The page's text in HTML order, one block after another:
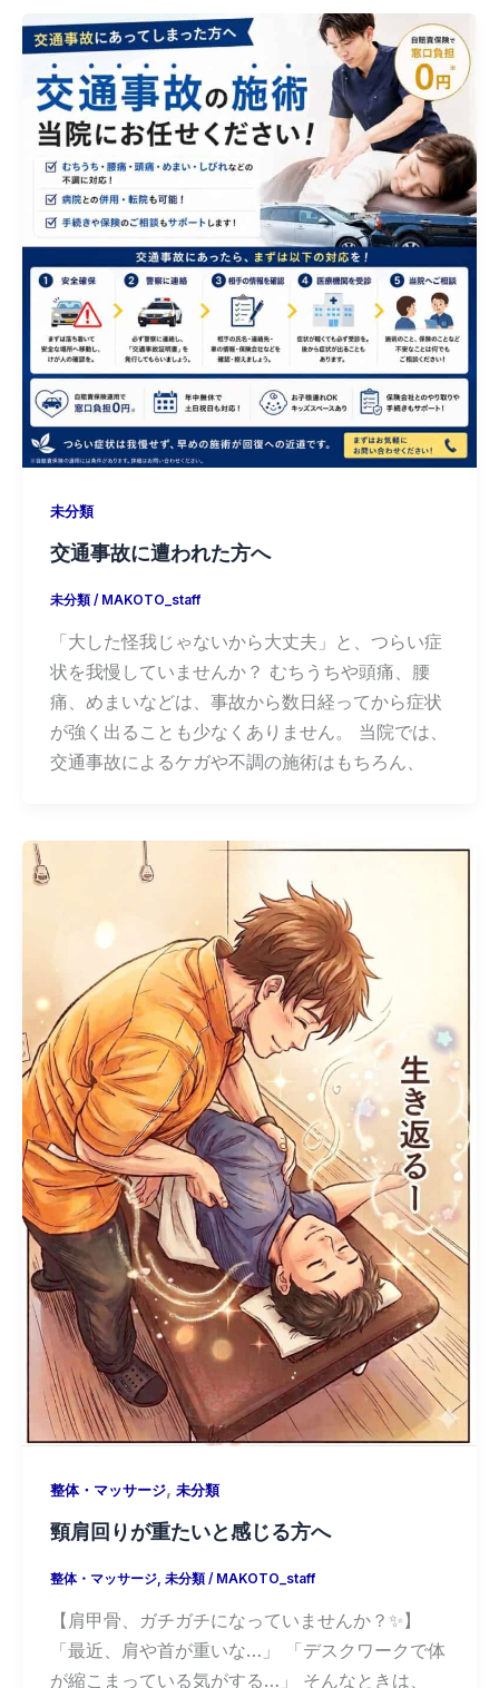
未分類
交通事故に遭われた方へ
未分類/ MAKOTO_staff
「大した怪我じゃないから大丈夫」と、つらい症
状を我慢していませんか？ むちうちや頭痛、腰
痛、めまいなどは、事故から数日経ってから症状
が強く出ることも少なくありません。 当院では、
交通事故によるケガや不調の施術はもちろん、
整体・マッサージ, 未分類
頸肩回りが重たいと感じる方へ
整体・マッサージ, 未分類/ MAKOTO_staff
【肩甲骨、ガチガチになっていませんか？✨】
「最近、肩や首が重いな…」 「デスクワークで体
が縮こまっている気がする…」 そんなときは、